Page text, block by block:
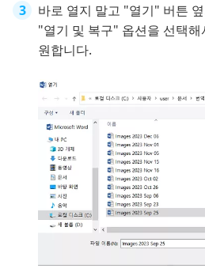
바로 열지 말고 "열기" 버튼
"열기 및 복구" 옵션을 선택
원합니다.